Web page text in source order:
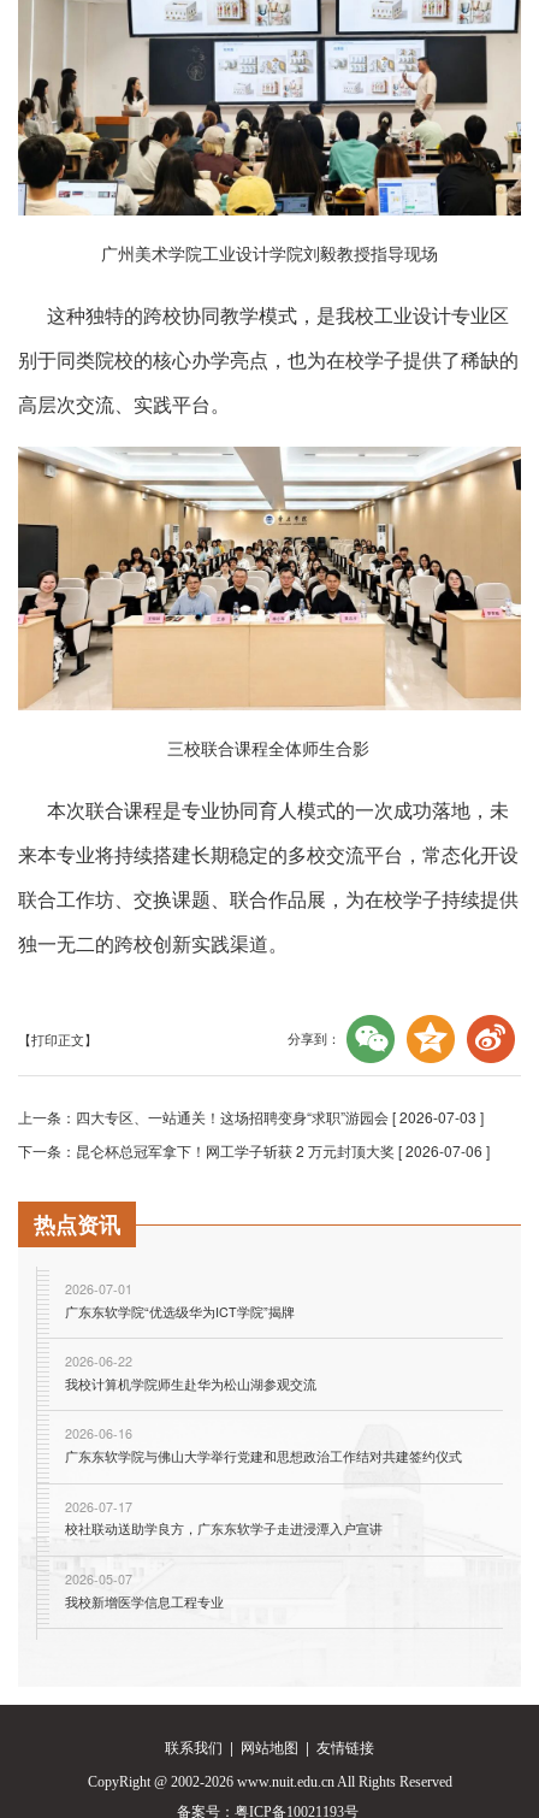
广州美术学院工业设计学院刘毅教授指导现场
这种独特的跨校协同教学模式，是我校工业设计专业区
别于同类院校的核心办学亮点，也为在校学子提供了稀缺的
高层次交流、实践平台。
三校联合课程全体师生合影
本次联合课程是专业协同育人模式的一次成功落地，未
来本专业将持续搭建长期稳定的多校交流平台，常态化开设
联合工作坊、交换课题、联合作品展，为在校学子持续提供
独一无二的跨校创新实践渠道。
【打印正文】 分享到：
上一条： 四大专区、一站通关！这场招聘变身“求职”游园会[ 2026-07-03 ]
下一条： 昆仑杯总冠军拿下！网工学子斩获 2 万元封顶大奖 [ 2026-07-06 ]
热点资讯
2026-07-01
广东东软学院“优选级华为ICT学院”揭牌
2026-06-22
我校计算机学院师生赴华为松山湖参观交流
2026-06-16
广东东软学院与佛山大学举行党建和思想政治工作结对共建签约仪式
2026-07-17
校社联动送助学良方，广东东软学子走进浸潭入户宣讲
2026-05-07
我校新增医学信息工程专业
联系我们 | 网站地图 | 友情链接
CopyRight @ 2002-2026 www.nuit.edu.cn All Rights Reserved
备案号： 粤ICP备10021193号